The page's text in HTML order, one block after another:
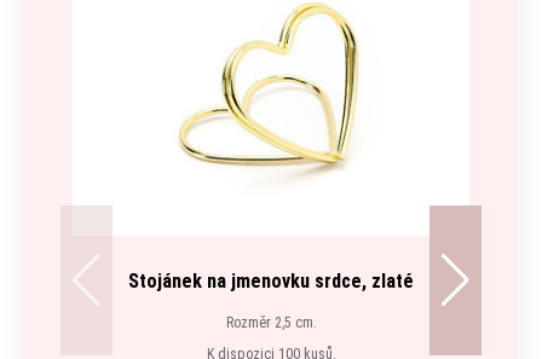
Stojánek na jmenovku srdce, zlaté
Rozměr 2,5 cm.
K dispozici 100 kusů.